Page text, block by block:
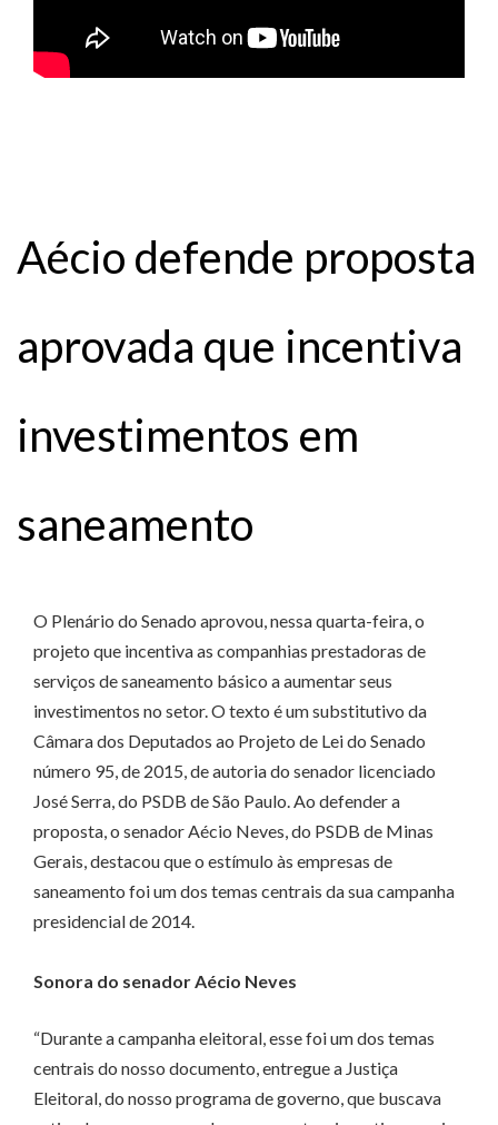
Aécio defende proposta
aprovada que incentiva
investimentos em
saneamento
O Plenário do Senado aprovou, nessa quarta-feira, o
projeto que incentiva as companhias prestadoras de
serviços de saneamento básico a aumentar seus
investimentos no setor. O texto é um substitutivo da
Câmara dos Deputados ao Projeto de Lei do Senado
número 95, de 2015, de autoria do senador licenciado
José Serra, do PSDB de São Paulo. Ao defender a
proposta, o senador Aécio Neves, do PSDB de Minas
Gerais, destacou que o estímulo às empresas de
saneamento foi um dos temas centrais da sua campanha
presidencial de 2014.
Sonora do senador Aécio Neves
“Durante a campanha eleitoral, esse foi um dos temas
centrais do nosso documento, entregue a Justiça
Eleitoral, do nosso programa de governo, que buscava